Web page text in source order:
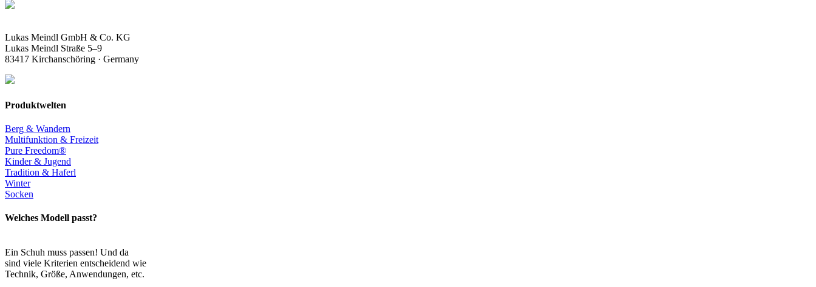
Lukas Meindl GmbH & Co. KG
Lukas Meindl Straße 5–9
83417 Kirchanschöring · Germany
Produktwelten
Berg & Wandern
Multifunktion & Freizeit
Pure Freedom®
Kinder & Jugend
Tradition & Haferl
Winter
Socken
Welches Modell passt?
Ein Schuh muss passen! Und da
sind viele Kriterien entscheidend wie
Technik, Größe, Anwendungen, etc.